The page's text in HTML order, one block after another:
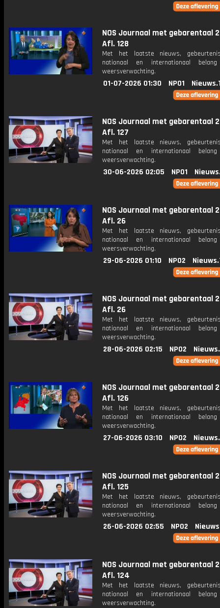
NOS Journaal met gebarentaal
Afl. 128
Met het laatste nieuws,
nationaal en internationaal
weersverwachting.
01-07-2026 01:30 NPO1
NOS Journaal met gebarentaal
Afl. 127
Met het laatste nieuws,
nationaal en internationaal
weersverwachting.
30-06-2026 02:05 NPO1
NOS Journaal met gebarentaal
Afl. 26
Met het laatste nieuws,
nationaal en internationaal
weersverwachting.
29-06-2026 01:10 NPO2
NOS Journaal met gebarentaal
Afl. 26
Met het laatste nieuws,
nationaal en internationaal
weersverwachting.
28-06-2026 02:15 NPO2
NOS Journaal met gebarentaal
Afl. 126
Met het laatste nieuws,
nationaal en internationaal
weersverwachting.
27-06-2026 03:10 NPO2
NOS Journaal met gebarentaal
Afl. 125
Met het laatste nieuws,
nationaal en internationaal
weersverwachting.
26-06-2026 02:55 NPO2
NOS Journaal met gebarentaal
Afl. 124
Met het laatste nieuws,
nationaal en internationaal
weersverwachting.